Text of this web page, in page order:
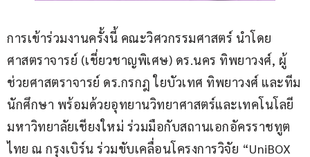
การเข้าร่วมงานครั้งนี้ คณะวิศวกรรมศาสตร์ นำโดย
ศาสตราจารย์ (เชี่ยวชาญพิเศษ) ดร.นคร ทิพยาวงศ์, ผู้
ช่วยศาสตราจารย์ ดร.กรกฎ ใยบัวเทศ ทิพยาวงศ์ และทีม
นักศึกษา พร้อมด้วยอุทยานวิทยาศาสตร์และเทคโนโลยี
มหาวิทยาลัยเชียงใหม่ ร่วมมือกับสถานเอกอัครราชทูต
ไทย ณ กรุงเบิร์น ร่วมขับเคลื่อนโครงการวิจัย “UniBOX